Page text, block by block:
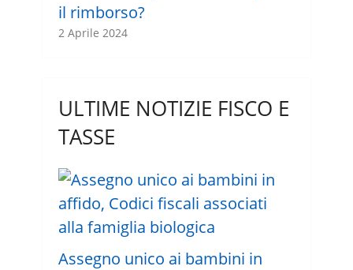
il rimborso?
2 Aprile 2024
ULTIME NOTIZIE FISCO E
TASSE
Assegno unico ai bambini in